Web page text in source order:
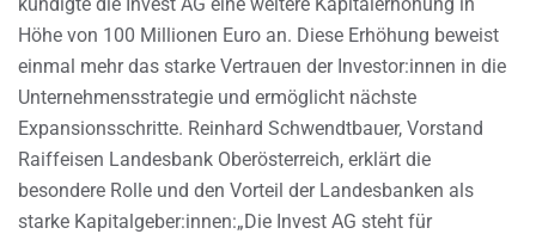
Höhe von 100 Millionen Euro an. Diese Erhöhung beweist
einmal mehr das starke Vertrauen der Investor:innen in die
Unternehmensstrategie und ermöglicht nächste
Expansionsschritte. Reinhard Schwendtbauer, Vorstand
Raiffeisen Landesbank Oberösterreich, erklärt die
besondere Rolle und den Vorteil der Landesbanken als
starke Kapitalgeber:innen:„Die Invest AG steht für